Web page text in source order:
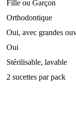
Fille ou Garçon
Orthodontique
Oui, avec grandes
Oui
Stérilisable, lavable
2 sucettes par pack